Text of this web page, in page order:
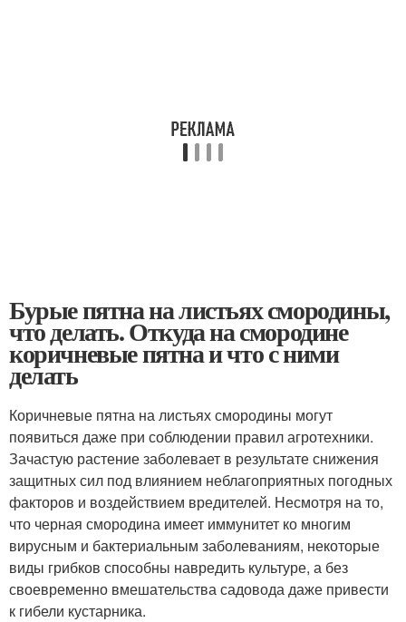
Бурые пятна на листьях смородины,
что делать. Откуда на смородине
коричневые пятна и что с ними
делать
Коричневые пятна на листьях смородины могут
появиться даже при соблюдении правил агротехники.
Зачастую растение заболевает в результате снижения
защитных сил под влиянием неблагоприятных погодных
факторов и воздействием вредителей. Несмотря на то,
что черная смородина имеет иммунитет ко многим
вирусным и бактериальным заболеваниям, некоторые
виды грибков способны навредить культуре, а без
своевременно вмешательства садовода даже привести
к гибели кустарника.